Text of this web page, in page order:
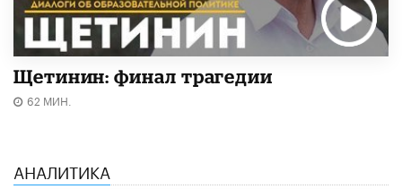
Щетинин: финал трагедии
62 МИН.
АНАЛИТИКА